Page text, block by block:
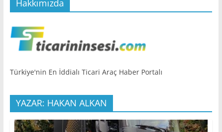
Hakkımızda
Türkiye'nin En İddialı Ticari Araç Haber Portalı
YAZAR: HAKAN ALKAN